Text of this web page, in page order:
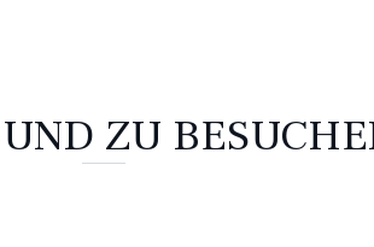
ZU